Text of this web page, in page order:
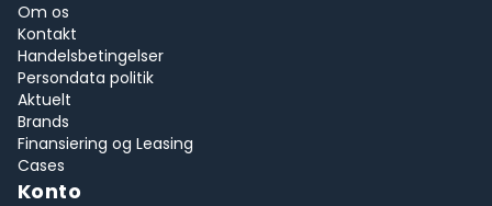
Om os
Kontakt
Handelsbetingelser
Persondata politik
Aktuelt
Brands
Finansiering og Leasing
Cases
Konto